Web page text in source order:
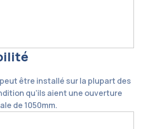
être installé sur la plupart des
qu’ils aient une ouverture
de 1050mm.